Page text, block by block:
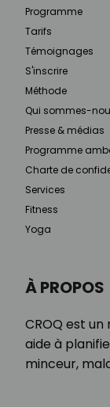
À PROPOS
CROQ est
aide à
minceur,
Programme
Tarifs
Témoignages
S'inscrire
Méthode
Qui sommes-
Presse & médias
Programme
Charte de
Services
Fitness
Yoga